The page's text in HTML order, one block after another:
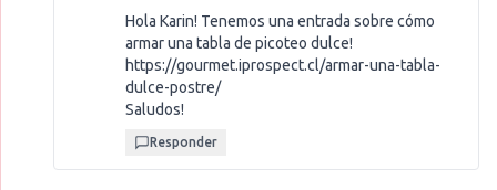
Hola Karin! Tenemos una entrada sobre cómo
armar una tabla de picoteo dulce!
https://gourmet.iprospect.cl/armar-una-tabla-
dulce-postre/
Saludos!
Responder